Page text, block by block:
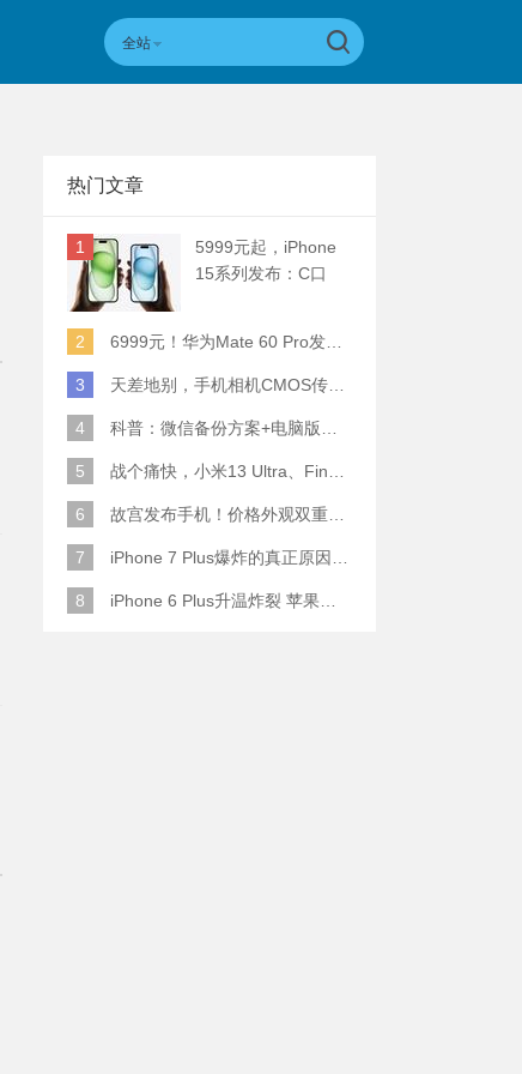
全站
热门文章
1
5999元起，iPhone
15系列发布：C口
2
6999元！华为Mate 60 Pro发布：麒麟9000S+卫星通话 (附初步跑分)
3 天差地别，手机相机CMOS传感器实际面积对比
4 科普：微信备份方案+电脑版丢失数据恢复指南
5 战个痛快，小米13 Ultra、Find X6 Pro、vivo X90 Pro+、小米12SU拍照横评
6 故宫发布手机！价格外观双重逆天！
7 iPhone 7 Plus爆炸的真正原因原来是这样
8 iPhone 6 Plus升温炸裂 苹果赔了一部全新的